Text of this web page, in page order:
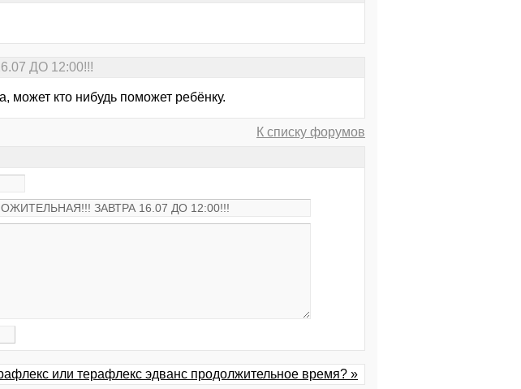
ДО 12:00!!!
может кто нибудь поможет ребёнку.
К списку форумов
или терафлекс эдванс продолжительное время? »